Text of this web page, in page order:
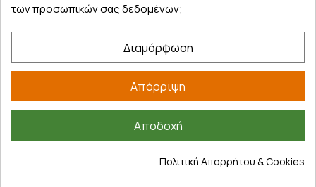
Εξυπηρέτηση πελατών
Τα αγαπημένα μου
Τρόποι πληρωμής
των προσωπικών σας δεδομένων;
Διαμόρφωση
Απόρριψη
Αποδοχή
Πολιτική Απορρήτου & Cookies